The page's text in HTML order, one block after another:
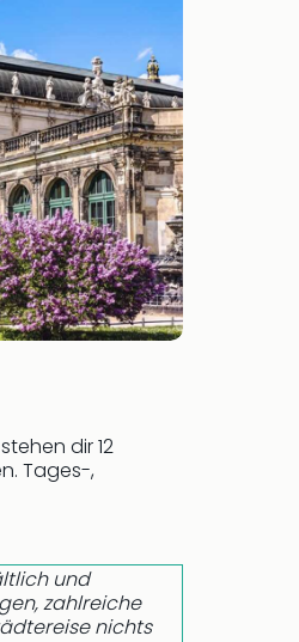
dir 12
Tages-,
und
zahlreiche
nichts